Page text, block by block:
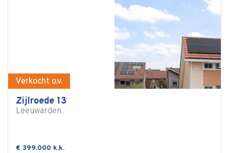
Verkocht o.v.
Zijlroede 13
Leeuwarden
€ 399.000 k.k.